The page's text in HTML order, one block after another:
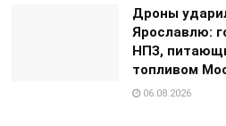
Дроны
Ярославлю:
НПЗ,
топливом
06.08.2026